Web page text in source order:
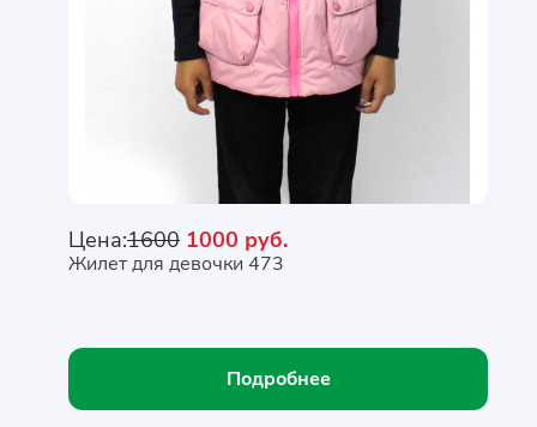
Цена:1600 1000 руб.
Жилет для девочки 473
Подробнее